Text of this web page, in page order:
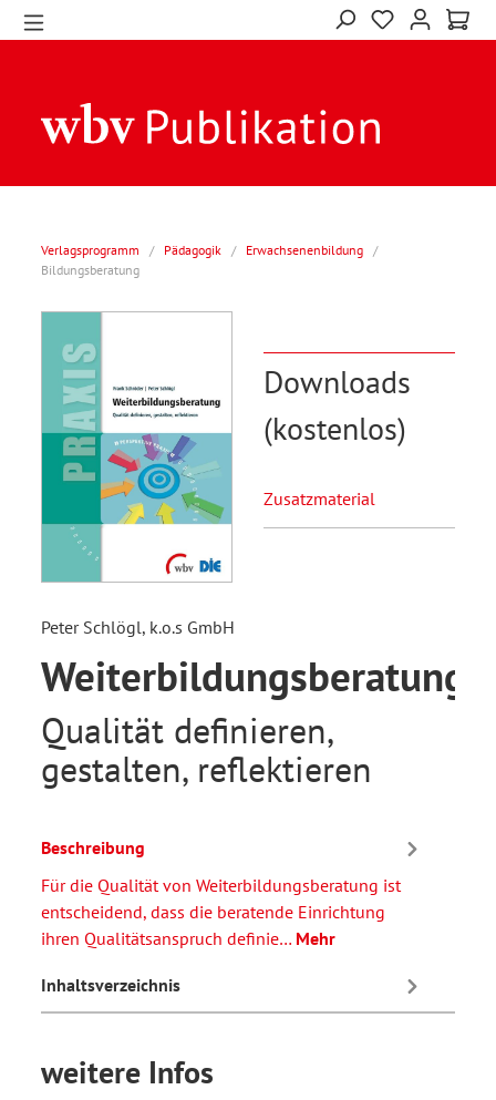
Verlagsprogramm / Pädagogik / Erwachsenenbildung /
Bildungsberatung
Downloads
(kostenlos)
Zusatzmaterial
Peter Schlögl, k.o.s GmbH
Weiterbildungsberatung
Qualität definieren,
gestalten, reflektieren
Beschreibung
Für die Qualität von Weiterbildungsberatung ist
entscheidend, dass die beratende Einrichtung
ihren Qualitätsanspruch definie… Mehr
Inhaltsverzeichnis
weitere Infos